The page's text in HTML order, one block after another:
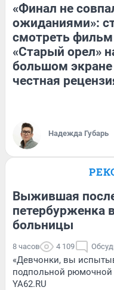
«Финал не
ожиданиями»:
смотреть фильм
«Старый орел»
большом
честная
Надежда Губарь
Выжившая
петербурженка
больницы
8 часов 4 109
«Девчонки, вы
подпольной рюмочной
YA62.RU